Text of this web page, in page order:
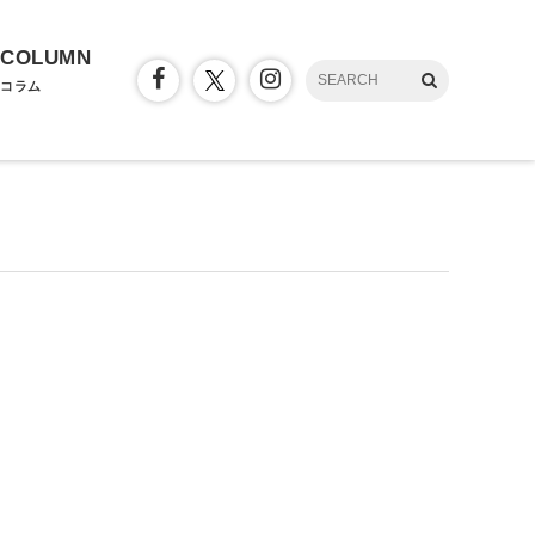
COLUMN
コラム